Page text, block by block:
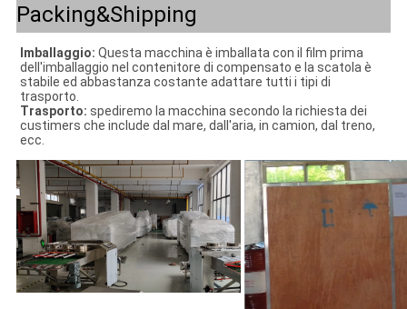
Packing&Shipping
Imballaggio: Questa macchina è imballata con il film prima
dell'imballaggio nel contenitore di compensato e la scatola è
stabile ed abbastanza costante adattare tutti i tipi di
trasporto.
Trasporto: spediremo la macchina secondo la richiesta dei
custimers che include dal mare, dall'aria, in camion, dal treno,
ecc.